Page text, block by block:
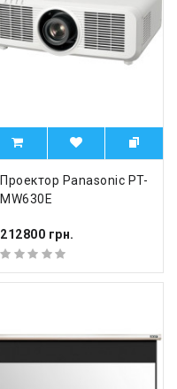
Проектор Panasonic PT-
MW630E
212800 грн.